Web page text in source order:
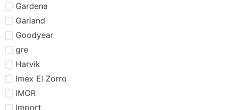
Gardena
Garland
Goodyear
gre
Harvik
Imex El Zorro
IMOR
Import